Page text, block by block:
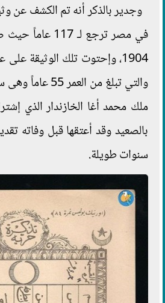
وجدير بالذكر أنه تم الكشف عن
في مصر ترجع لـ
1904، وإحتوت تلك الوثيقة
والتي تبلغ من
ملك محمد أغا الخازندار الذي
بالصعيد وقد أعتقها قبل وفاته
سنوات طويلة.